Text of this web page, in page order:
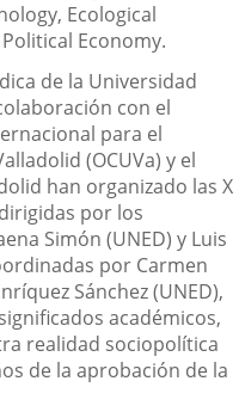
Ecological
Economy.
de la Universidad
con el
para el
(OCUVa) y el
han organizado las X
por los
Simón (UNED) y Luis
por Carmen
Sánchez (UNED),
académicos,
realidad sociopolítica
de la aprobación de la